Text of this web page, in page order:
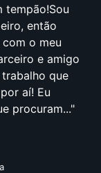
tempão!Sou
então
o meu
e amigo
que
aí! Eu
procuram...